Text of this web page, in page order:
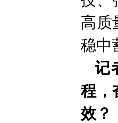
高质
稳中
记
程，
效？